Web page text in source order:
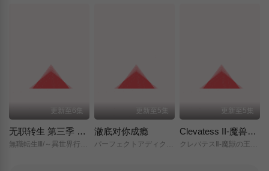
更新至6集
无职转生 第三季 ～到了异世界就拿出真本事～
無職転生Ⅲ/～異世界行ったら本気だす～/
更新至5集
澈底对你成瘾
パーフェクトアディクション/
更新至5集
Clevatess II-魔兽之王与虚假的勇者传承-
クレバテスⅡ-魔獣の王と偽りの勇者伝承-/